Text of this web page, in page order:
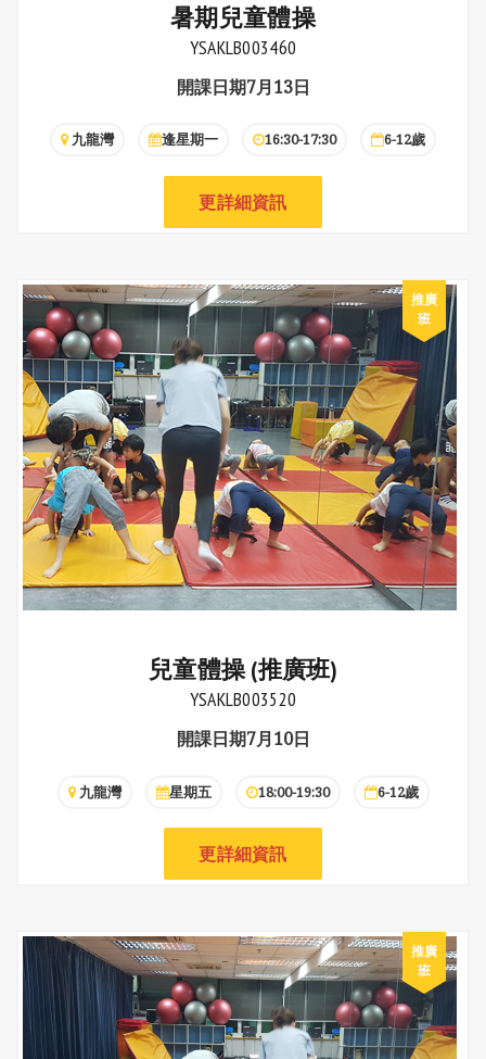
暑期兒童體操
YSAKLB003460
開課日期7月13日
九龍灣 逢星期一 16:30-17:30 6-12歲
更詳細資訊
兒童體操 (推廣班)
YSAKLB003520
開課日期7月10日
九龍灣 星期五 18:00-19:30 6-12歲
更詳細資訊